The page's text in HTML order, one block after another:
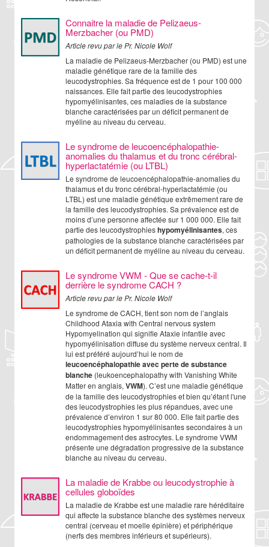
Connaitre la maladie de Pelizaeus-
Merzbacher (ou PMD)
Article revu par le Pr. Nicole Wolf
La maladie de Pelizaeus-Merzbacher (ou PMD) est une
maladie génétique rare de la famille des
leucodystrophies. Sa fréquence est de 1 pour 100 000
naissances. Elle fait partie des leucodystrophies
hypomyélinisantes, ces maladies de la substance
blanche caractérisées par un déficit permanent de
myéline au niveau du cerveau.
Le syndrome de leucoencéphalopathie-
anomalies du thalamus et du tronc cérébral-
hyperlactatémie (ou LTBL)
Le syndrome de leucoencéphalopathie-anomalies du
thalamus et du tronc cérébral-hyperlactatémie (ou
LTBL) est une maladie génétique extrêmement rare de
la famille des leucodystrophies. Sa prévalence est de
moins d’une personne affectée sur 1 000 000. Elle fait
partie des leucodystrophieshypomyélinisantes, ces
pathologies de la substance blanche caractérisées par
un déficit permanent de myéline au niveau du cerveau.
Le syndrome VWM - Que se cache-t-il
derrière le syndrome CACH ?
Article revu par le Pr. Nicole Wolf
Le syndrome de CACH, tient son nom de l’anglais
Childhood Ataxia with Central nervous system
Hypomyelination qui signifie Ataxie infantile avec
hypomyélinisation diffuse du système nerveux central. Il
lui est préféré aujourd’hui le nom de
leucoencéphalopathie avec perte de substance
blanche (leukoencephalopathy with Vanishing White
Matter en anglais, VWM). C’est une maladie génétique
de la famille des leucodystrophies et bien qu’étant l'une
des leucodystrophies les plus répandues, avec une
prévalence d’environ 1 sur 80 000. Elle fait partie des
leucodystrophies hypomyélinisantes secondaires à un
endommagement des astrocytes. Le syndrome VWM
présente une dégradation progressive de la substance
blanche au niveau du cerveau.
La maladie de Krabbe ou leucodystrophie à
cellules globoïdes
La maladie de Krabbe est une maladie rare héréditaire
qui affecte la substance blanche des systèmes nerveux
central (cerveau et moelle épinière) et périphérique
(nerfs des membres inférieurs et supérieurs).